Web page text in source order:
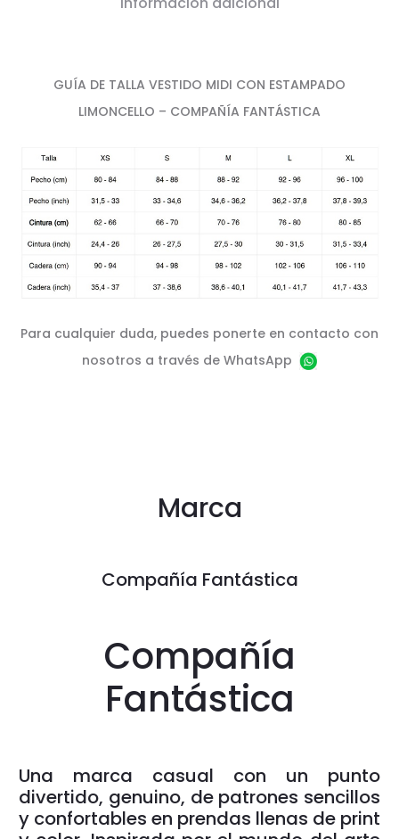
GUÍA DE TALLA VESTIDO MIDI CON ESTAMPADO
LIMONCELLO – COMPAÑÍA FANTÁSTICA
Para cualquier duda, puedes ponerte en contacto con
nosotros a través de WhatsApp
Marca
Compañía Fantástica
Compañía
Fantástica
Una marca casual con un punto
divertido, genuino, de patrones sencillos
y confortables en prendas llenas de print